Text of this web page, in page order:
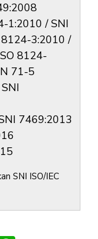
1:2010 / SNI
3:2010 /
8124-
71-5
7469:2013
SNI ISO/IEC